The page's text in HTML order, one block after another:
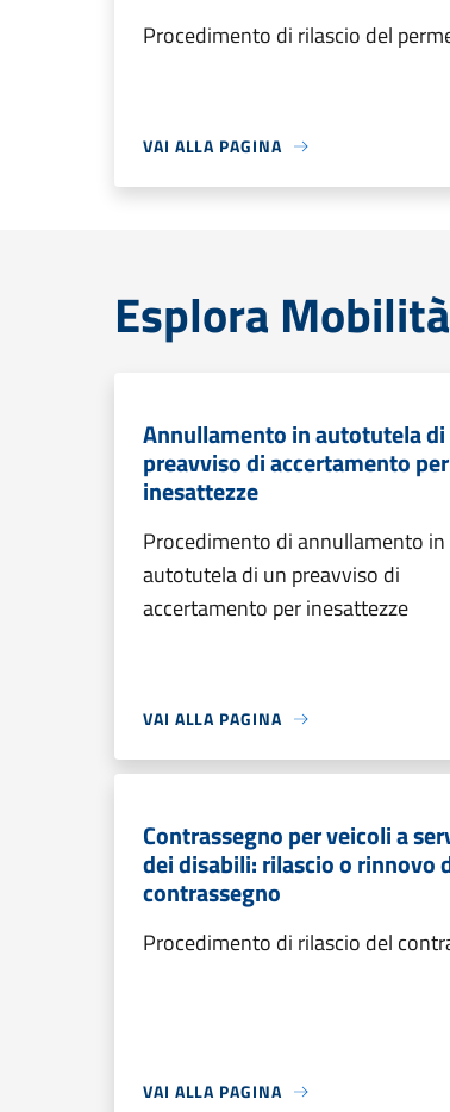
Procedimento di rilascio del
VAI ALLA PAGINA
Esplora
Annullamento in autotutela di
preavviso di accertamento per
inesattezze
Procedimento di annullamento in
autotutela di un preavviso di
accertamento per inesattezze
VAI ALLA PAGINA
Contrassegno per veicoli a
dei disabili: rilascio o rinnovo
contrassegno
Procedimento di rilascio del
VAI ALLA PAGINA